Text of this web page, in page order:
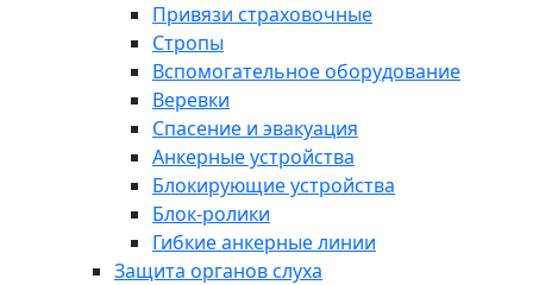
Привязи страховочные
Стропы
Вспомогательное оборудование
Веревки
Спасение и эвакуация
Анкерные устройства
Блокирующие устройства
Блок-ролики
Гибкие анкерные линии
Защита органов слуха